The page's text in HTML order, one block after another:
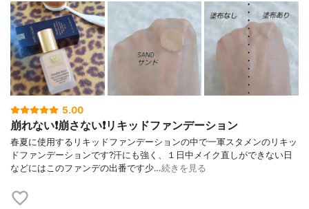
5.00
崩れない❗️崩さない❗️リキッドファンデーション
春夏に使用するリキッドファンデーションの中で一軍スタメンのリキッ
ドファンデーションです?汗にも強く、１日中メイク直しができない日
などにはこのファンデの出番です少…続きを見る